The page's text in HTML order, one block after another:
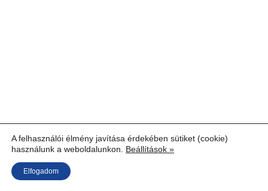
A felhasználói élmény javítása érdekében sütiket (cookie)
használunk a weboldalunkon. Beállítások »
Elfogadom